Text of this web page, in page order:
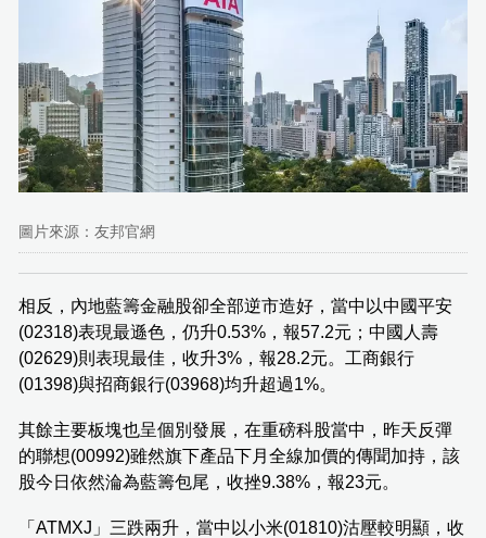
圖片來源：友邦官網
相反，內地藍籌金融股卻全部逆市造好，當中以中國平安
(02318)表現最遜色，仍升0.53%，報57.2元；中國人壽
(02629)則表現最佳，收升3%，報28.2元。工商銀行
(01398)與招商銀行(03968)均升超過1%。
其餘主要板塊也呈個別發展，在重磅科股當中，昨天反彈
的聯想(00992)雖然旗下產品下月全線加價的傳聞加持，該
股今日依然淪為藍籌包尾，收挫9.38%，報23元。
「ATMXJ」三跌兩升，當中以小米(01810)沽壓較明顯，收